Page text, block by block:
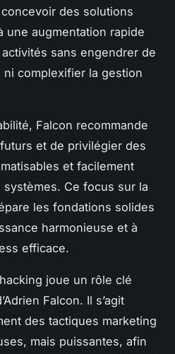
des solutions
une augmentation rapide
sans engendrer de
complexifier la gestion
Falcon recommande
et de privilégier des
et facilement
Ce focus sur la
les fondations solides
harmonieuse et à
efficace.
joue un rôle clé
Falcon. Il s’agit
des tactiques marketing
mais puissantes, afin